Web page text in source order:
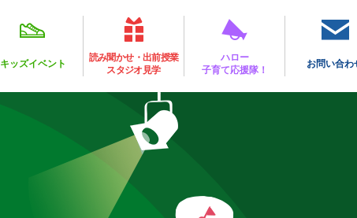
キッズイベント
読み聞かせ・出前授業
スタジオ見学
ハロー
子育て応援隊！
お問い合わ